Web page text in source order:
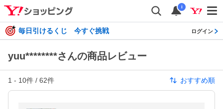
i
毎日引けるくじ 今すぐ挑戦 ログイン
yuu********さんの商品レビュー
1 - 10件 / 62件 おすすめ順